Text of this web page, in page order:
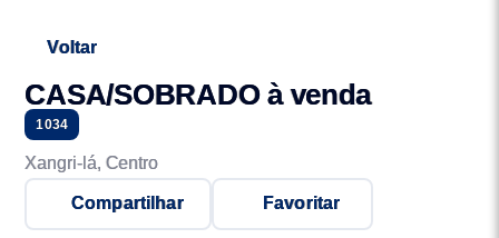
Voltar
CASA/SOBRADO à venda
1034
Xangri-lá, Centro
Compartilhar Favoritar